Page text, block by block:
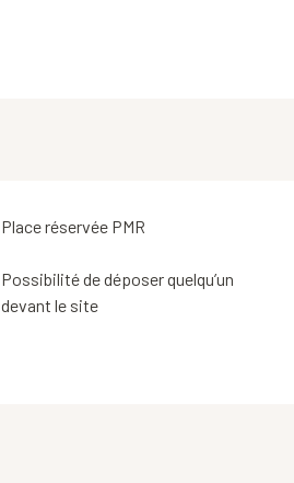
Place réservée PMR
Possibilité de déposer quelqu’un
devant le site